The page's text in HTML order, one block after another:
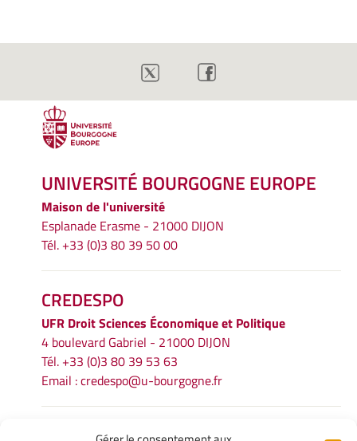
UNIVERSITÉ BOURGOGNE EUROPE
Maison de l'université
Esplanade Erasme - 21000 DIJON
Tél. +33 (0)3 80 39 50 00
CREDESPO
UFR Droit Sciences Économique et Politique
4 boulevard Gabriel - 21000 DIJON
Tél. +33 (0)3 80 39 53 63
Email :credespo@u-bourgogne.fr
INFORMATIONS LÉGALES